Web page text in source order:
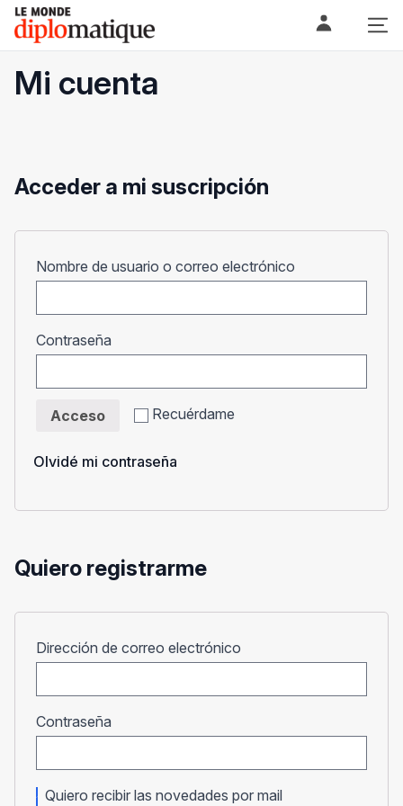
Skip
content
Le monde diplomatique
Mi cuenta
Acceder a mi suscripción
Nombre de usuario o correo electrónico
Contraseña
Recuérdame
Acceso
Olvidé mi contraseña
Quiero registrarme
Dirección de correo electrónico
Contraseña
Quiero recibir las novedades por mail